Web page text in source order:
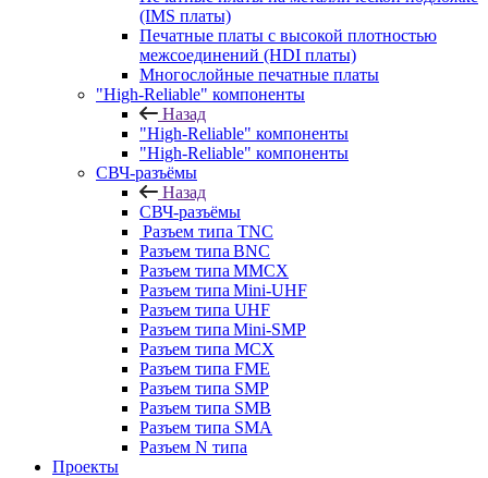
(IMS платы)
Печатные платы с высокой плотностью
межсоединений (HDI платы)
Многослойные печатные платы
"High-Reliable" компоненты
Назад
"High-Reliable" компоненты
"High-Reliable" компоненты
СВЧ-разъёмы
Назад
СВЧ-разъёмы
Разъем типа TNC
Разъем типа BNC
Разъем типа MMCX
Разъем типа Mini-UHF
Разъем типа UHF
Разъем типа Mini-SMP
Разъем типа MCX
Разъем типа FME
Разъем типа SMP
Разъем типа SMB
Разъем типа SMA
Разъем N типа
Проекты